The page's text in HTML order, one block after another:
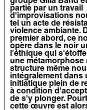
partie par un travail
d'improvisations
tel un acte de
violence ambiante.
premier abord, ce
opère dans le noir
l'éthique qui
une métamorphose
structure même
intégralement dans
initiatique plein de
à condition
de s'y plonger.
cette œuvre est